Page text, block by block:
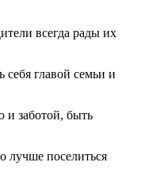
всегда рады их
главой семьи и
и заботой, быть
лучше поселиться